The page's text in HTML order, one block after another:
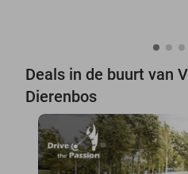
Deals in de buurt van
Dierenbos